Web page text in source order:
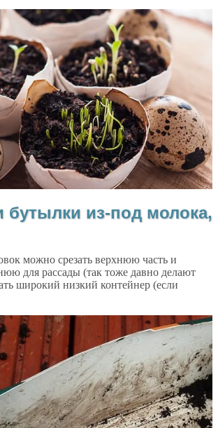
бутылки из-под молока,
можно срезать верхнюю часть и
для рассады (так тоже давно делают
широкий низкий контейнер (если